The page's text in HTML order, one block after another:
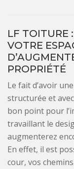
LF TOITURE
VOTRE
PROPRIÉTÉ
Le fait d’avoir
structurée et
bon point pour
travaillant le
augmenterez
En effet, il est
cour, vos